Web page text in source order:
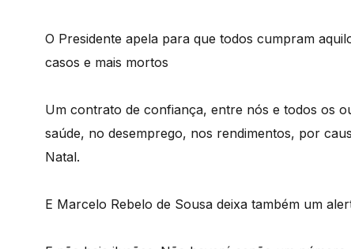
O Presidente apela para que todos cumpram
casos e mais mortos
Um contrato de confiança, entre nós e todos os
saúde, no desemprego, nos rendimentos, por
Natal.
E Marcelo Rebelo de Sousa deixa também um